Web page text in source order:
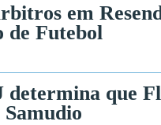
em
de Futebol
determina que